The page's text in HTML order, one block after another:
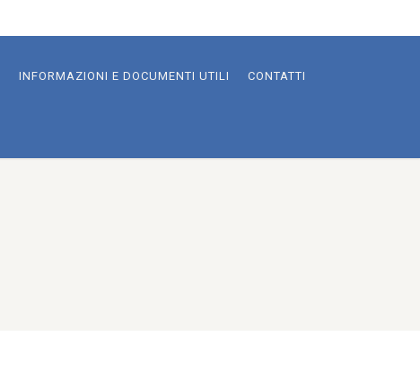
INFORMAZIONI E DOCUMENTI UTILI CONTATTI